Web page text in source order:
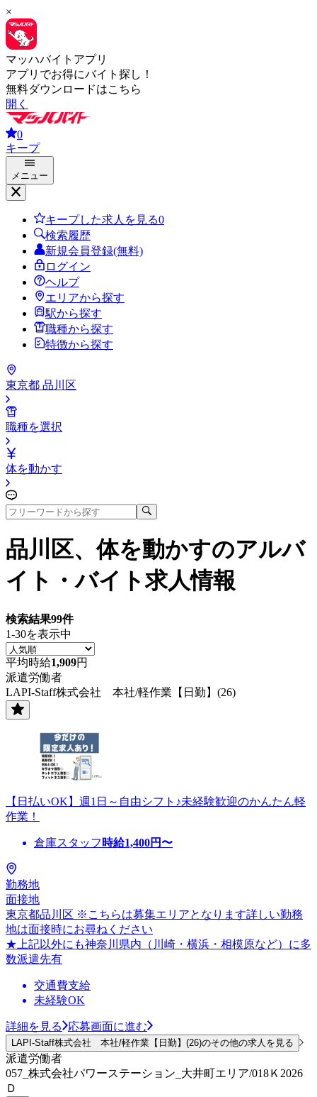
×
マッハバイトアプリ
アプリでお得にバイト探し！
無料ダウンロードはこちら
開く
0
キープ
メニュー
キープした求人を見る0
検索履歴
新規会員登録(無料)
ログイン
ヘルプ
エリアから探す
駅から探す
職種から探す
特徴から探す
東京都 品川区
職種を選択
体を動かす
品川区、体を動かすのアルバ
イト・バイト求人情報
検索結果99件
1-30を表示中
平均時給1,909円
派遣労働者
LAPI-Staff株式会社 本社/軽作業【日勤】(26)
【日払いOK】週1日～自由シフト♪未経験歓迎のかんたん軽
作業！
倉庫スタッフ 時給1,400円〜
勤務地
面接地
東京都品川区 ※こちらは募集エリアとなります詳しい勤務
地は面接時にお尋ねください
★上記以外にも神奈川県内（川崎・横浜・相模原など）に多
数派遣先有
交通費支給
未経験OK
詳細を見る 応募画面に進む
LAPI-Staff株式会社 本社/軽作業【日勤】(26)のその他の求人を見る
派遣労働者
057_株式会社パワーステーション_大井町エリア/018Ｋ2026
Ｄ